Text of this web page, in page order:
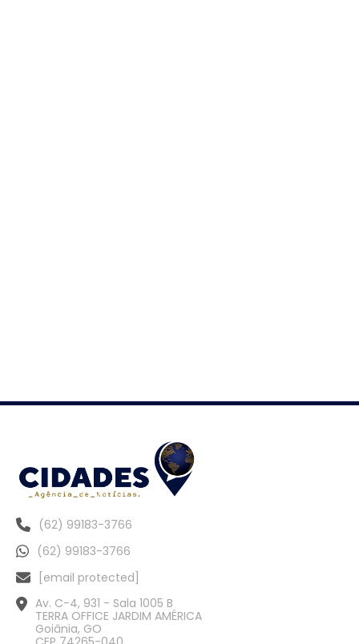
(62) 99183-3766
(62) 99183-3766
[email protected]
Av. C-4, 931 - Sala 1005 B
TERRA OFFICE JARDIM AMÉRICA
Goiânia, GO